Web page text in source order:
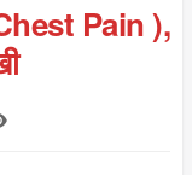
Pain ),